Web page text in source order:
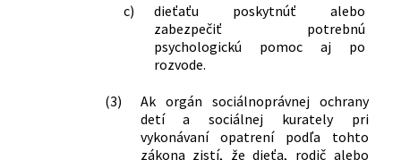
c)
dieťaťu poskytnúť alebo
zabezpečiť potrebnú
psychologickú pomoc aj po
rozvode.
(3)
Ak orgán sociálnoprávnej ochrany
detí a sociálnej kurately pri
vykonávaní opatrení podľa tohto
zákona zistí, že dieťa, rodič alebo